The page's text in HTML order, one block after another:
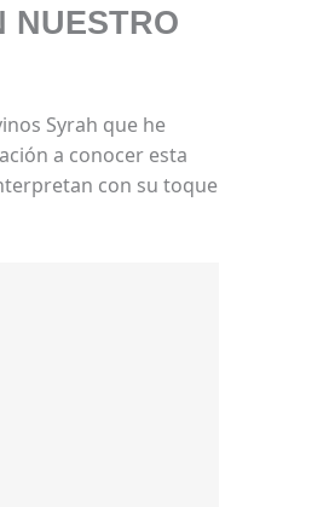
NUESTRO
Syrah que he
a conocer esta
con su toque